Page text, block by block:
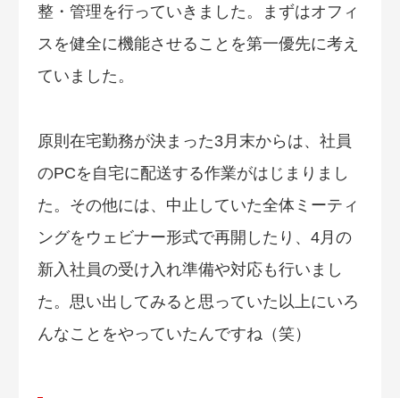
整・管理を行っていきました。まずはオフィ
スを健全に機能させることを第一優先に考え
ていました。
原則在宅勤務が決まった3月末からは、社員
のPCを自宅に配送する作業がはじまりまし
た。その他には、中止していた全体ミーティ
ングをウェビナー形式で再開したり、4月の
新入社員の受け入れ準備や対応も行いまし
た。思い出してみると思っていた以上にいろ
んなことをやっていたんですね（笑）